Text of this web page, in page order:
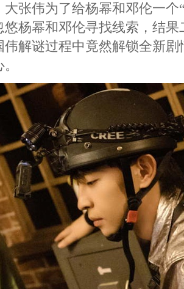
张伟为了给杨幂和邓伦一个
悠杨幂和邓伦寻找线索，结
解谜过程中竟然解锁全新剧